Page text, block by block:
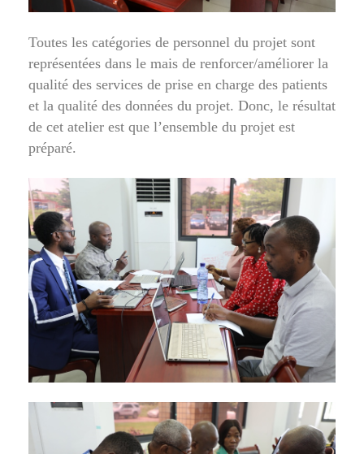
Toutes les catégories de personnel du projet sont
représentées dans le mais de renforcer/améliorer la
qualité des services de prise en charge des patients
et la qualité des données du projet. Donc, le résultat
de cet atelier est que l’ensemble du projet est
préparé.